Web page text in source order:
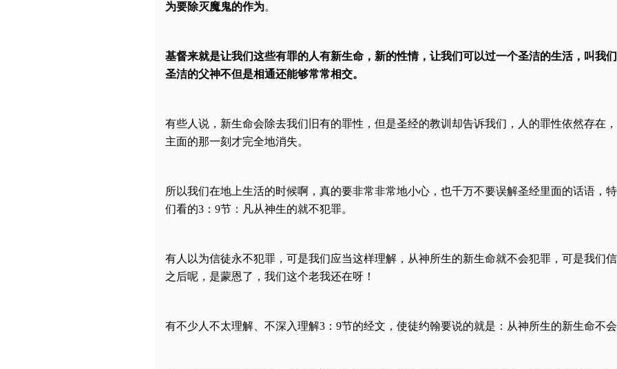
为要除灭魔鬼的作为。
基督来就是让我们这些有罪的人有新生命，新的性情，让我们可以过一个圣洁的生活，叫我
圣洁的父神不但是相通还能够常常相交。
有些人说，新生命会除去我们旧有的罪性，但是圣经的教训却告诉我们，人的罪性依然存在
主面的那一刻才完全地消失。
所以我们在地上生活的时候啊，真的要非常非常地小心，也千万不要误解圣经里面的话语，
们看的3：9节：凡从神生的就不犯罪。
有人以为信徒永不犯罪，可是我们应当这样理解，从神所生的新生命就不会犯罪，可是我们
之后呢，是蒙恩了，我们这个老我还在呀！
有不少人不太理解、不深入理解3：9节的经文，使徒约翰要说的就是：从神所生的新生命不